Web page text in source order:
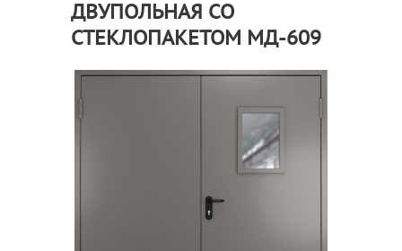
ДВУПОЛЬНАЯ СО
СТЕКЛОПАКЕТОМ МД-609